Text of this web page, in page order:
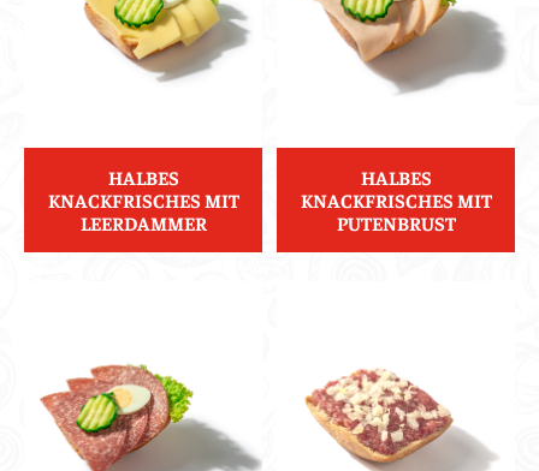
HALBES
KNACKFRISCHES MIT
LEERDAMMER
HALBES
KNACKFRISCHES MIT
PUTENBRUST